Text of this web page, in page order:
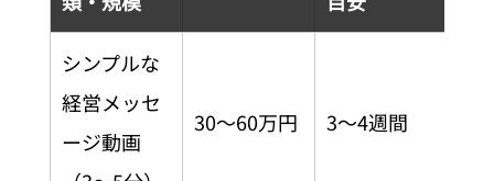
シンプルな
経営メッセ
ージ動画
30〜60万円 3〜4週間